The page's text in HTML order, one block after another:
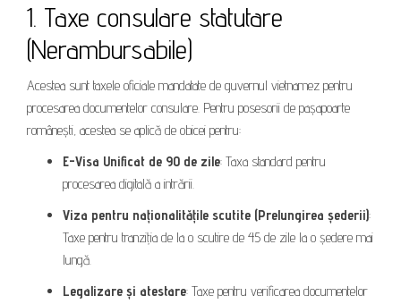
1. Taxe consulare statutare
(Nerambursabile)
Acestea sunt taxele oficiale mandatate de guvernul vietnamez pentru
procesarea documentelor consulare. Pentru posesorii de pașapoarte
românești, acestea se aplică de obicei pentru:
E-Visa Unificat de 90 de zile: Taxa standard pentru
procesarea digitală a intrării.
Viza pentru naționalitățile scutite (Prelungirea șederii):
Taxe pentru tranziția de la o scutire de 45 de zile la o ședere mai
lungă.
Legalizare și atestare: Taxe pentru verificarea documentelor